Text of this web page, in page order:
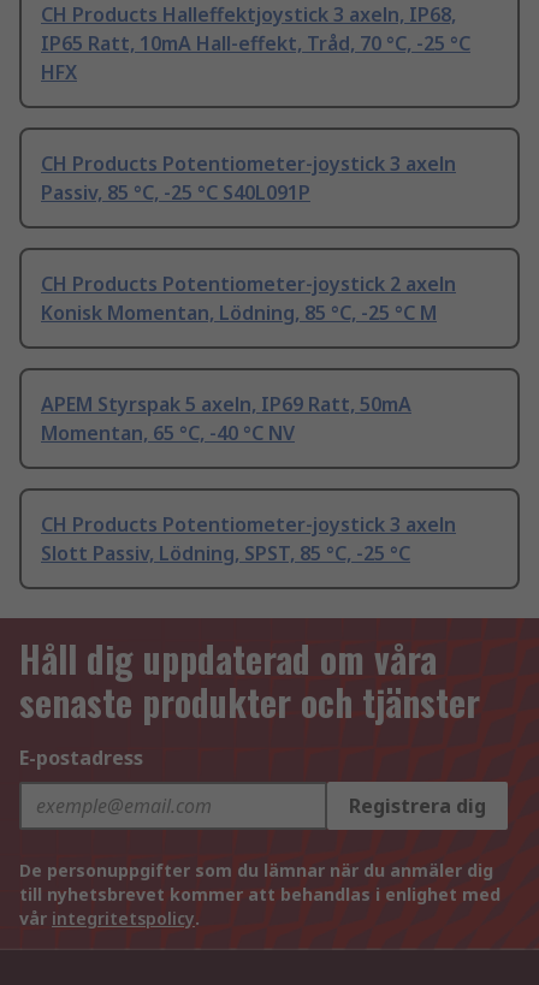
CH Products Halleffektjoystick 3 axeln, IP68,
IP65 Ratt, 10mA Hall-effekt, Tråd, 70 °C, -25 °C
HFX
CH Products Potentiometer-joystick 3 axeln
Passiv, 85 °C, -25 °C S40L091P
CH Products Potentiometer-joystick 2 axeln
Konisk Momentan, Lödning, 85 °C, -25 °C M
APEM Styrspak 5 axeln, IP69 Ratt, 50mA
Momentan, 65 °C, -40 °C NV
CH Products Potentiometer-joystick 3 axeln
Slott Passiv, Lödning, SPST, 85 °C, -25 °C
Håll dig uppdaterad om våra
senaste produkter och tjänster
E-postadress
Registrera dig
De personuppgifter som du lämnar när du anmäler dig
till nyhetsbrevet kommer att behandlas i enlighet med
vår integritetspolicy.